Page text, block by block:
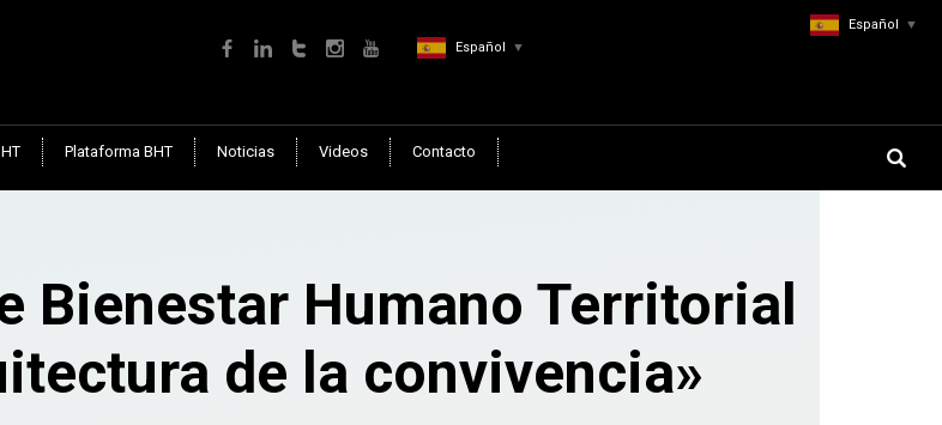
Español ▼
Plataforma BHT Noticias Videos Contacto
Bienestar Humano Territorial
de la convivencia»
Español ▼